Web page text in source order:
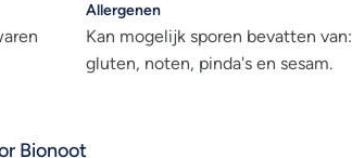
Allergenen
Kan mogelijk sporen bevatten van:
gluten, noten, pinda's en sesam.
Bionoot